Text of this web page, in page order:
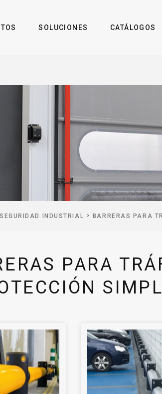
SOLUCIONES CATÁLOGOS
INDUSTRIAL > BARRERAS PARA
PARA